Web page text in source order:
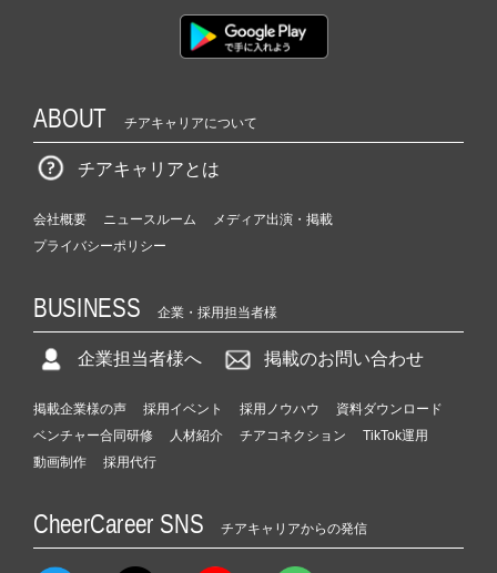
ABOUT チアキャリアについて
チアキャリアとは
会社概要 ニュースルーム
メディア出演・掲載
プライバシーポリシー
BUSINESS 企業・採用担当者様
企業担当者様へ 掲載のお問い合わせ
掲載企業様の声 採用イベント 採用ノウハウ
資料ダウンロード
ベンチャー合同研修
人材紹介 チアコネクション
TikTok運用
動画制作
採用代行
CheerCareer SNS チアキャリアからの発信